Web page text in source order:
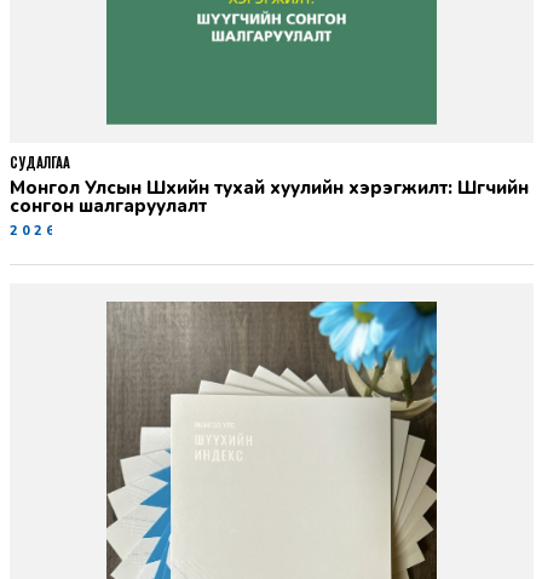
Монгол Улсын Шүүхийн тухай хуулийн хэрэгжилт: Шүүгчийн
сонгон шалгаруулалт
2026-06-19
СУДАЛГАА